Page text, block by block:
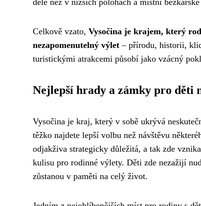
déle než v nižších polohách a místní
Celkově vzato, Vysočina je krajem, který
nezapomenutelný výlet – přírodu, historii,
turistickými atrakcemi působí jako vzácný
Nejlepší hrady a zámky pro děti
Vysočina je kraj, který v sobě ukrývá
těžko najdete lepší volbu než návštěvu
odjakživa strategicky důležitá, a tak zde
kulisu pro rodinné výlety. Děti zde nezažijí
zůstanou v paměti na celý život.